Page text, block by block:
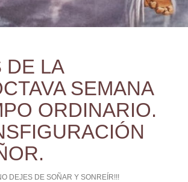
DE LA
SEMANA
ORDINARIO.
DEJES DE SOÑAR Y SONREÍR!!!